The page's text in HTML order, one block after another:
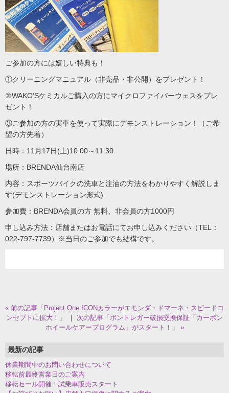
ご参加の方には嬉しい特典も！
①クリーニングマニュアル（非売品・非公開）をプレゼント！
②WAKO’Sケミカルご購入の方にマイクロファイバーウェスをプレ
ゼント！
③ご参加の方の実車を使って実際にデモンストレーション！（ご希
望の方先着）
日時：11月17日(土)10:00～11:30
場所：BRENDA仙台南店
内容：スポーツバイクの洗車と注油の方法をわかりやすく解説しま
す(デモンストレーション形式)
参加費：BRENDA会員の方 無料、非会員の方1000円
申し込み方法：店舗またはお電話にてお申し込みください（TEL：
022-797-7739）※当日のご参加でも結構です。
« 前の記事「Project One ICONカラーがエモンダ・ドマーネ・スピードコ
ンセプトに拡大！」
｜ 次の記事「ボントレガー破損交換保証「カーボン
ホイールケアープログラム」がスタート！」 »
最新の記事
休業期間中のお問い合わせについて
移転前最終営業日のご案内
移転セール開催！試乗車販売スタート